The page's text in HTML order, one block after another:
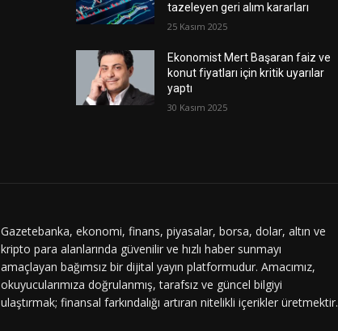
tazeleyen geri alım kararları
25 Kasım 2025
Ekonomist Mert Başaran faiz ve
konut fiyatları için kritik uyarılar
yaptı
30 Kasım 2025
Gazetebanka, ekonomi, finans, piyasalar, borsa, dolar, altın ve
kripto para alanlarında güvenilir ve hızlı haber sunmayı
amaçlayan bağımsız bir dijital yayın platformudur. Amacımız,
okuyucularımıza doğrulanmış, tarafsız ve güncel bilgiyi
ulaştırmak; finansal farkındalığı artıran nitelikli içerikler üretmektir.